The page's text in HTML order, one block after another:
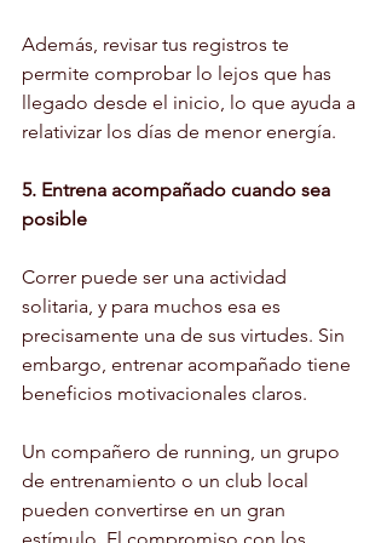
Además, revisar tus registros te
permite comprobar lo lejos que has
llegado desde el inicio, lo que ayuda a
relativizar los días de menor energía.
5. Entrena acompañado cuando sea
posible
Correr puede ser una actividad
solitaria, y para muchos esa es
precisamente una de sus virtudes. Sin
embargo, entrenar acompañado tiene
beneficios motivacionales claros.
Un compañero de running, un grupo
de entrenamiento o un club local
pueden convertirse en un gran